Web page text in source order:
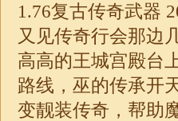
1.76复古传奇武器
又见传奇行会那边
高高的王城宫殿台
路线，巫的传承开
变靓装传奇 ，帮助